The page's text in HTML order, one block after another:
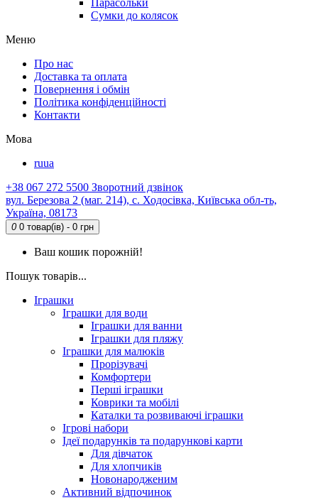
Парасольки
Сумки до колясок
Меню
Про нас
Доставка та оплата
Повернення і обмін
Політика конфіденційності
Контакти
Мова
ruua
+38 067 272 5500 Зворотний дзвінок
вул. Березова 2 (маг. 214), с. Ходосівка, Київська обл-ть,
Україна, 08173
0 0 товар(ів) - 0 грн
Ваш кошик порожній!
Пошук товарів...
Іграшки
Іграшки для води
Іграшки для ванни
Іграшки для пляжу
Іграшки для малюків
Прорізувачі
Комфортери
Перші іграшки
Коврики та мобілі
Каталки та розвиваючі іграшки
Ігрові набори
Ідеї ​​подарунків та подарункові карти
Для дівчаток
Для хлопчиків
Новонародженим
Активний відпочинок